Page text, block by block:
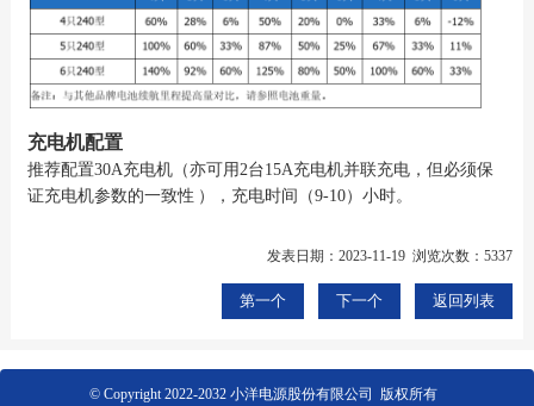
充电机配置
推荐配置30A充电机（亦可用2台15A充电机并联充电，但必须保
证充电机参数的一致性 ），充电时间（9-10）小时。
发表日期：2023-11-19 浏览次数：5337
第一个 下一个 返回列表
© Copyright 2022-2032 小洋电源股份有限公司 版权所有